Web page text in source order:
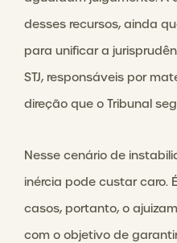
desses recursos, ainda
para unificar a
STJ, responsáveis por
direção que o Tribunal
Nesse cenário de
inércia pode custar caro.
casos, portanto, o
com o objetivo de